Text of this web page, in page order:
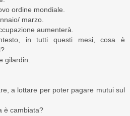
ordine mondiale.
marzo.
aumenterà.
in tutti questi mesi, cosa è
gilardin.
a lottare per poter pagare mutui sul
è cambiata?